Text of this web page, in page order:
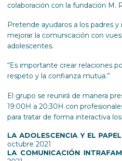
colaboración con la fundación M.
Pretende ayudaros a los padres
mejorar la comunicación con
adolescentes.
“Es importante crear relaciones
respeto y la confianza mutua.”
El grupo se reunirá de manera
19:00H a 20:30H con
para tratar de forma interactiva
LA ADOLESCENCIA Y EL
octubre 2021
LA COMUNICACIÓN